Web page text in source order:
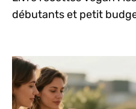
débutants et petit